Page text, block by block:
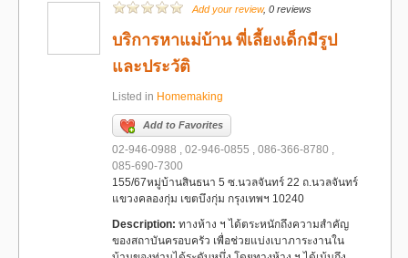
Add your review, 0 reviews
บริการหาแม่บ้าน พี่เลี้ยงเด็กมีรูป
และประวัติ
Listed in Homemaking
Add to Favorites
02-946-0988 , 02-946-0855 , 086-366-8780 ,
085-690-7300
155/67หมู่บ้านสินธนา 5 ซ.นวลจันทร์ 22 ถ.นวลจันทร์
แขวงคลองกุ่ม เขตบึงกุ่ม กรุงเทพฯ 10240
Description: ทางห้าง ฯ ได้ตระหนักถึงความสำคัญ
ของสถาบันครอบครัว เพื่อช่วยแบ่งเบาภาระงานใน